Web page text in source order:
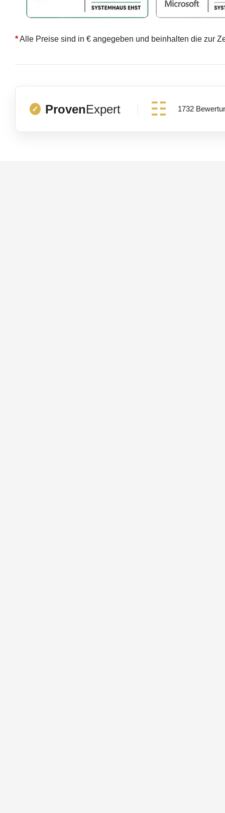
*Alle Preise sind in € angegeben und beinhalten die zur
✓ ProvenExpert 1732